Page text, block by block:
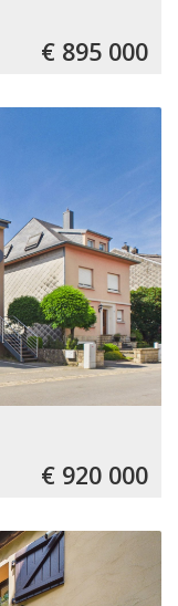
€ 895 000
€ 920 000